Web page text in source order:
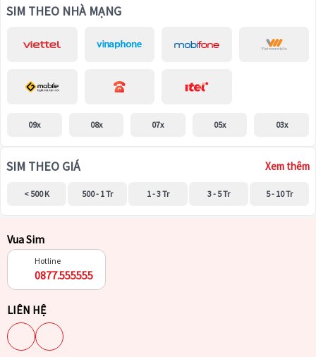
SIM THEO NHÀ MẠNG
09x 08x 07x 05x 03x
SIM THEO GIÁ Xem thêm
< 500 K 500 - 1 Tr 1 - 3 Tr 3 - 5 Tr 5 - 10 Tr
Vua Sim
Hotline
0877.555555
LIÊN HỆ